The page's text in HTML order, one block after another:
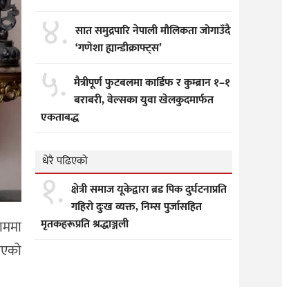
४. सात समुद्रपारि नेपाली मौलिकता जोगाउँदै
‘गणेशा ह्यान्डीक्राफ्ट्स’
५. मैत्रीपूर्ण फुटबलमा कार्डिफ र कुम्ब्रान १–१
बराबरी, वेल्सका युवा खेलकुदमार्फत
एकताबद्ध
धेरै पढिएको
१. क्षेत्री समाज यूकेद्वारा ब्रड पिक दुर्घटनाप्रति
गहिरो दुःख व्यक्त, निम्स पुर्जासहित
मृतकहरूप्रति श्रद्धाञ्जली